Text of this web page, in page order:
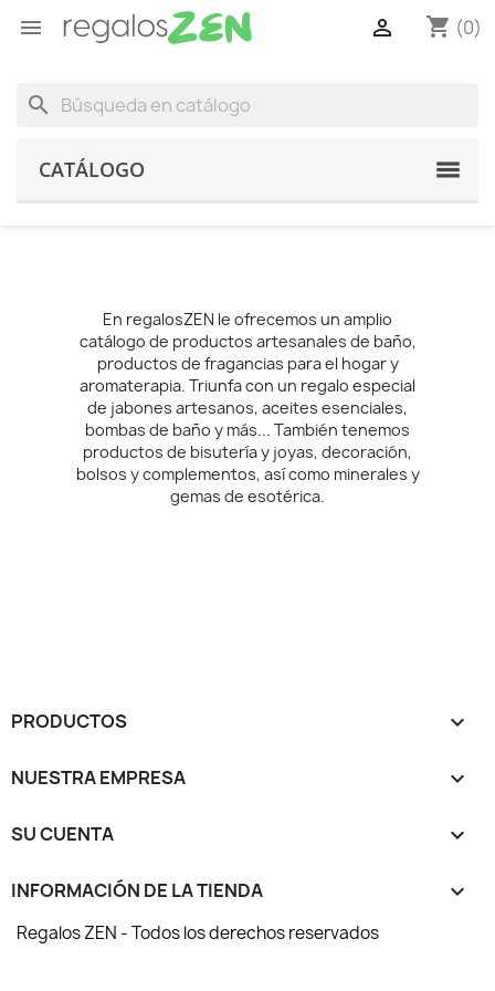
 shopping_cart (0)

search
CATÁLOGO
En regalosZEN le ofrecemos un amplio
catálogo de productos artesanales de baño,
productos de fragancias para el hogar y
aromaterapia. Triunfa con un regalo especial
de jabones artesanos, aceites esenciales,
bombas de baño y más... También tenemos
productos de bisutería y joyas, decoración,
bolsos y complementos, así como minerales y
gemas de esotérica.
PRODUCTOS 
NUESTRA EMPRESA 
SU CUENTA 
INFORMACIÓN DE LA TIENDA keyboard_arrow_down
Regalos ZEN - Todos los derechos reservados